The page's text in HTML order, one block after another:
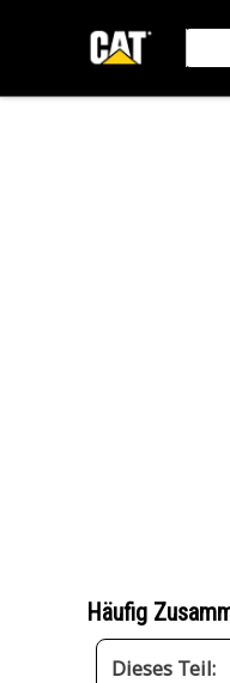
Häufig
Dieses Teil: